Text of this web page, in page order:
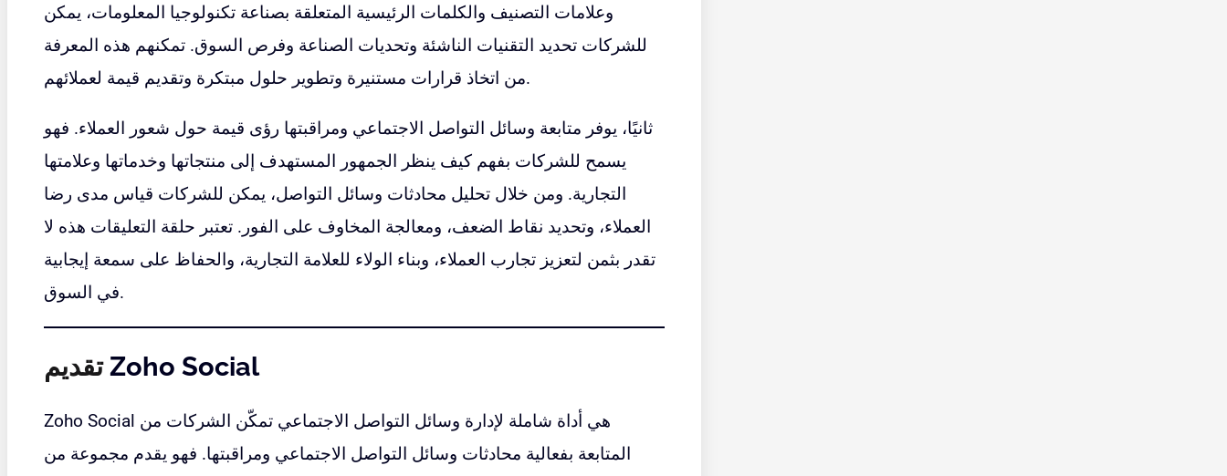
وعلامات التصنيف والكلمات الرئيسية المتعلقة بصناعة تكنولوجيا المعلومات، يمكن
للشركات تحديد التقنيات الناشئة وتحديات الصناعة وفرص السوق. تمكنهم هذه المعرفة
من اتخاذ قرارات مستنيرة وتطوير حلول مبتكرة وتقديم قيمة لعملائهم.
ثانيًا، يوفر متابعة وسائل التواصل الاجتماعي ومراقبتها رؤى قيمة حول شعور العملاء. فهو
يسمح للشركات بفهم كيف ينظر الجمهور المستهدف إلى منتجاتها وخدماتها وعلامتها
التجارية. ومن خلال تحليل محادثات وسائل التواصل، يمكن للشركات قياس مدى رضا
العملاء، وتحديد نقاط الضعف، ومعالجة المخاوف على الفور. تعتبر حلقة التعليقات هذه لا
تقدر بثمن لتعزيز تجارب العملاء، وبناء الولاء للعلامة التجارية، والحفاظ على سمعة إيجابية
في السوق.
تقديمZoho Social
Zoho Social هي أداة شاملة لإدارة وسائل التواصل الاجتماعي تمكّن الشركات من
المتابعة بفعالية محادثات وسائل التواصل الاجتماعي ومراقبتها. فهو يقدم مجموعة من